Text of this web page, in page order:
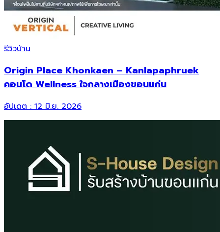
รีวิวบ้าน
Origin Place Khonkaen – Kanlapaphruek
คอนโด Wellness ใจกลางเมืองขอนแก่น
อัปเดต :12 มิ.ย. 2026